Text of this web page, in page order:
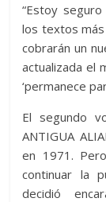
“Estoy
los textos
cobrarán un
actualizada el
‘permanece
El segundo
ANTIGUA
en 1971.
continuar la
decidió